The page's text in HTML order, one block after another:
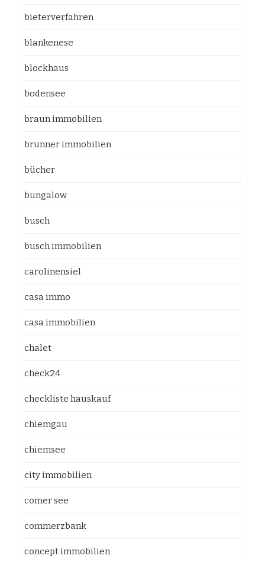
bieterverfahren
blankenese
blockhaus
bodensee
braun immobilien
brunner immobilien
bücher
bungalow
busch
busch immobilien
carolinensiel
casa immo
casa immobilien
chalet
check24
checkliste hauskauf
chiemgau
chiemsee
city immobilien
comer see
commerzbank
concept immobilien